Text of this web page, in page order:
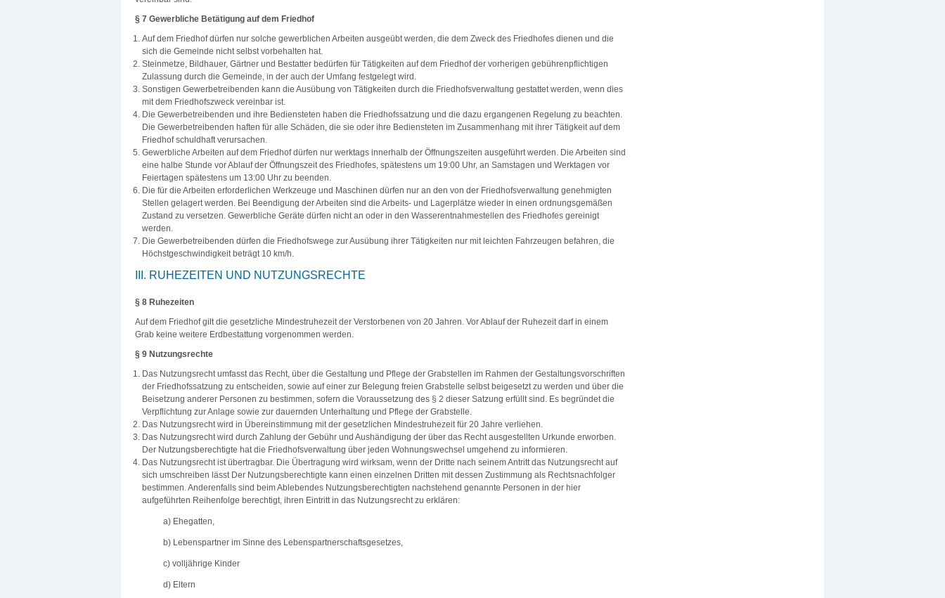
§ 7 Gewerbliche Betätigung auf dem Friedhof
Auf dem Friedhof dürfen nur solche gewerblichen Arbeiten ausgeübt werden, die dem Zweck des Friedhofes dienen und die
sich die Gemeinde nicht selbst vorbehalten hat.
Steinmetze, Bildhauer, Gärtner und Bestatter bedürfen für Tätigkeiten auf dem Friedhof der vorherigen gebührenpflichtigen
Zulassung durch die Gemeinde, in der auch der Umfang festgelegt wird.
Sonstigen Gewerbetreibenden kann die Ausübung von Tätigkeiten durch die Friedhofsverwaltung gestattet werden, wenn dies
mit dem Friedhofszweck vereinbar ist.
Die Gewerbetreibenden und ihre Bediensteten haben die Friedhofssatzung und die dazu ergangenen Regelung zu beachten.
Die Gewerbetreibenden haften für alle Schäden, die sie oder ihre Bediensteten im Zusammenhang mit ihrer Tätigkeit auf dem
Friedhof schuldhaft verursachen.
Gewerbliche Arbeiten auf dem Friedhof dürfen nur werktags innerhalb der Öffnungszeiten ausgeführt werden. Die Arbeiten sind
eine halbe Stunde vor Ablauf der Öffnungszeit des Friedhofes, spätestens um 19:00 Uhr, an Samstagen und Werktagen vor
Feiertagen spätestens um 13:00 Uhr zu beenden.
Die für die Arbeiten erforderlichen Werkzeuge und Maschinen dürfen nur an den von der Friedhofsverwaltung genehmigten
Stellen gelagert werden. Bei Beendigung der Arbeiten sind die Arbeits- und Lagerplätze wieder in einen ordnungsgemäßen
Zustand zu versetzen. Gewerbliche Geräte dürfen nicht an oder in den Wasserentnahmestellen des Friedhofes gereinigt
werden.
Die Gewerbetreibenden dürfen die Friedhofswege zur Ausübung ihrer Tätigkeiten nur mit leichten Fahrzeugen befahren, die
Höchstgeschwindigkeit beträgt 10 km/h.
III. RUHEZEITEN UND NUTZUNGSRECHTE
§ 8 Ruhezeiten
Auf dem Friedhof gilt die gesetzliche Mindestruhezeit der Verstorbenen von 20 Jahren. Vor Ablauf der Ruhezeit darf in einem
Grab keine weitere Erdbestattung vorgenommen werden.
§ 9 Nutzungsrechte
Das Nutzungsrecht umfasst das Recht, über die Gestaltung und Pflege der Grabstellen im Rahmen der Gestaltungsvorschriften
der Friedhofssatzung zu entscheiden, sowie auf einer zur Belegung freien Grabstelle selbst beigesetzt zu werden und über die
Beisetzung anderer Personen zu bestimmen, sofern die Voraussetzung des § 2 dieser Satzung erfüllt sind. Es begründet die
Verpflichtung zur Anlage sowie zur dauernden Unterhaltung und Pflege der Grabstelle.
Das Nutzungsrecht wird in Übereinstimmung mit der gesetzlichen Mindestruhezeit für 20 Jahre verliehen.
Das Nutzungsrecht wird durch Zahlung der Gebühr und Aushändigung der über das Recht ausgestellten Urkunde erworben.
Der Nutzungsberechtigte hat die Friedhofsverwaltung über jeden Wohnungswechsel umgehend zu informieren.
Das Nutzungsrecht ist übertragbar. Die Übertragung wird wirksam, wenn der Dritte nach seinem Antritt das Nutzungsrecht auf
sich umschreiben lässt Der Nutzungsberechtigte kann einen einzelnen Dritten mit dessen Zustimmung als Rechtsnachfolger
bestimmen. Anderenfalls sind beim Ablebendes Nutzungsberechtigten nachstehend genannte Personen in der hier
aufgeführten Reihenfolge berechtigt, ihren Eintritt in das Nutzungsrecht zu erklären:
a) Ehegatten,
b) Lebenspartner im Sinne des Lebenspartnerschaftsgesetzes,
c) volljährige Kinder
d) Eltern